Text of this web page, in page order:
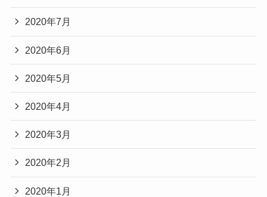
2020年7月
2020年6月
2020年5月
2020年4月
2020年3月
2020年2月
2020年1月